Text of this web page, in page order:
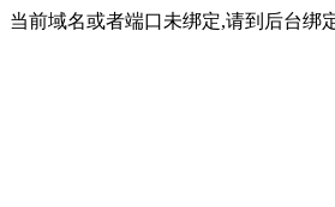
当前域名或者端口未绑定,请到后台绑